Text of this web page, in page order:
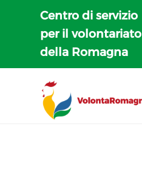
Centro di servizio
per il volontariato
della Romagna